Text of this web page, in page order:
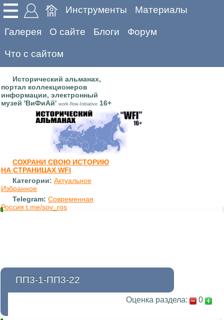
Инструменты Материалы
Галерея О сайте Блоги Форум
Что с сайтом
Исторический альманах,
портал коллекционеров
информации, электронный
музей 'ВиФиАй' work-flow-Initiative 16+
СОХРАНИ СВОЮ ИСТОРИЮ
НА СТРАНИЦАХ WFI
Категории: Актуальное
Избранное
Telegram: Современная
Россия t.me/sov_ros
ПП3-1-ПП3-22
Оценка раздела: 0